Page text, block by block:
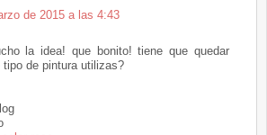
de 2015 a las 4:43
la idea! que bonito! tiene que quedar
de pintura utilizas?